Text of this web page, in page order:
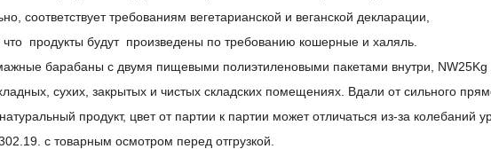
соответствует требованиям вегетарианской и веганской декларации,
что продукты будут произведены по требованию кошерные и халяль.
барабаны с двумя пищевыми полиэтиленовыми пакетами внутри, NW25Kg
сухих, закрытых и чистых складских помещениях. Вдали от сильного
продукт, цвет от партии к партии может отличаться из-за колебаний
с товарным осмотром перед отгрузкой.